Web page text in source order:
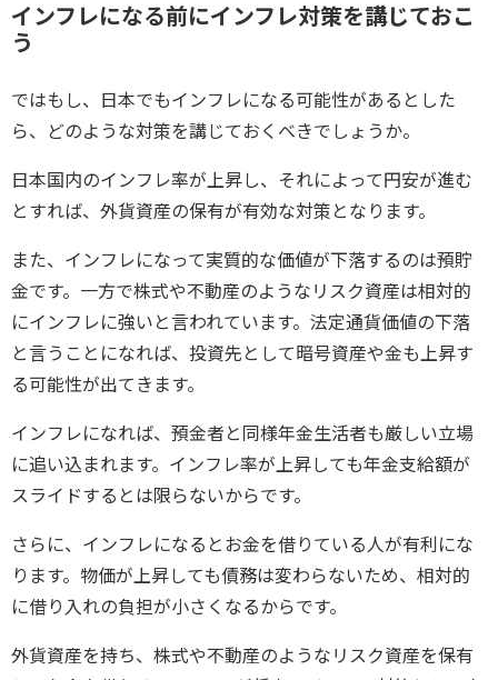
インフレになる前にインフレ対策を講じておこ
う
ではもし、日本でもインフレになる可能性があるとした
ら、どのような対策を講じておくべきでしょうか。
日本国内のインフレ率が上昇し、それによって円安が進む
とすれば、外貨資産の保有が有効な対策となります。
また、インフレになって実質的な価値が下落するのは預貯
金です。一方で株式や不動産のようなリスク資産は相対的
にインフレに強いと言われています。法定通貨価値の下落
と言うことになれば、投資先として暗号資産や金も上昇す
る可能性が出てきます。
インフレになれば、預金者と同様年金生活者も厳しい立場
に追い込まれます。インフレ率が上昇しても年金支給額が
スライドするとは限らないからです。
さらに、インフレになるとお金を借りている人が有利にな
ります。物価が上昇しても債務は変わらないため、相対的
に借り入れの負担が小さくなるからです。
外貨資産を持ち、株式や不動産のようなリスク資産を保有